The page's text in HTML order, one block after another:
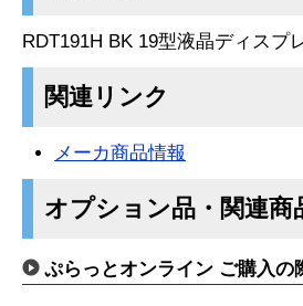
RDT191H BK 19型液晶ディスプ
関連リンク
メーカ商品情報
オプション品・関連商
ぷらっとオンライン ご購入の